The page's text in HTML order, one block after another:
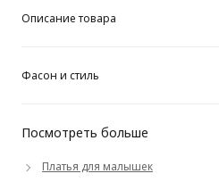
Посмотреть больше
Платья для малышек
Описание товара
Фасон и стиль